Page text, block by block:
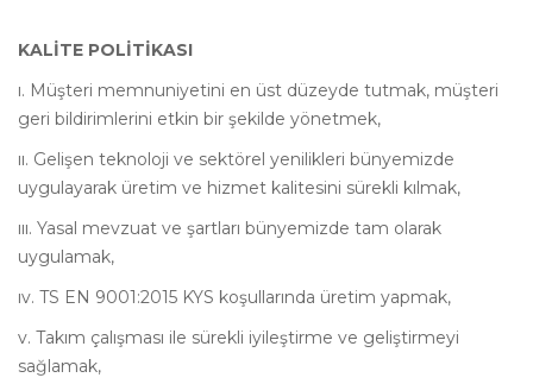
KALİTE POLİTİKASI
ı. Müşteri memnuniyetini en üst düzeyde tutmak, müşteri
geri bildirimlerini etkin bir şekilde yönetmek,
ıı. Gelişen teknoloji ve sektörel yenilikleri bünyemizde
uygulayarak üretim ve hizmet kalitesini sürekli kılmak,
ııı. Yasal mevzuat ve şartları bünyemizde tam olarak
uygulamak,
ıv. TS EN 9001:2015 KYS koşullarında üretim yapmak,
v. Takım çalışması ile sürekli iyileştirme ve geliştirmeyi
sağlamak,